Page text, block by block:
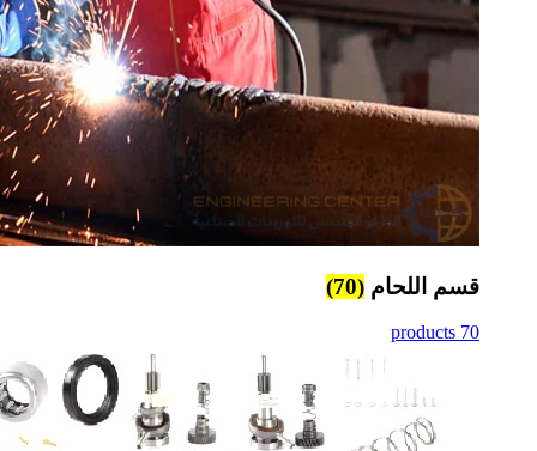
قسم اللحام (70)
70 products